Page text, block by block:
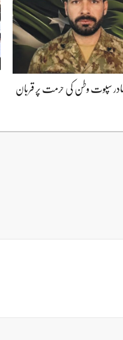
سپوت وطن کی حرمت پر قربان